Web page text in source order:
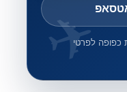
כפופה לפרטי